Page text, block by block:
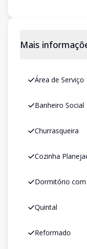
Mais
Área de Serviço
Banheiro Social
Churrasqueira
Cozinha
Dormitório
Quintal
Reformado